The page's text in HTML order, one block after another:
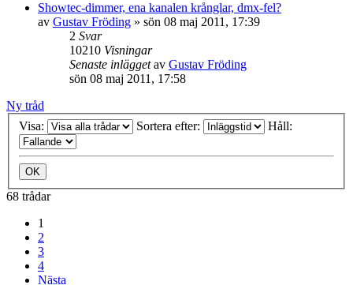
Showtec-dimmer, ena kanalen krånglar, dmx-fel?
av Gustav Fröding » sön 08 maj 2011, 17:39
2 Svar
10210 Visningar
Senaste inläggetav Gustav Fröding
sön 08 maj 2011, 17:58
Ny tråd
Visa:
Sortera efter: Håll:
68 trådar
1
2
3
4
Nästa